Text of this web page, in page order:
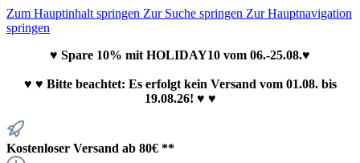
Zum Hauptinhalt springen Zur Suche springen Zur Hauptnavigation
springen
♥ Spare 10% mit HOLIDAY10 vom 06.-25.08.♥
♥ ♥ Bitte beachtet: Es erfolgt kein Versand vom 01.08. bis
19.08.26! ♥ ♥
Kostenloser Versand ab 80€ **